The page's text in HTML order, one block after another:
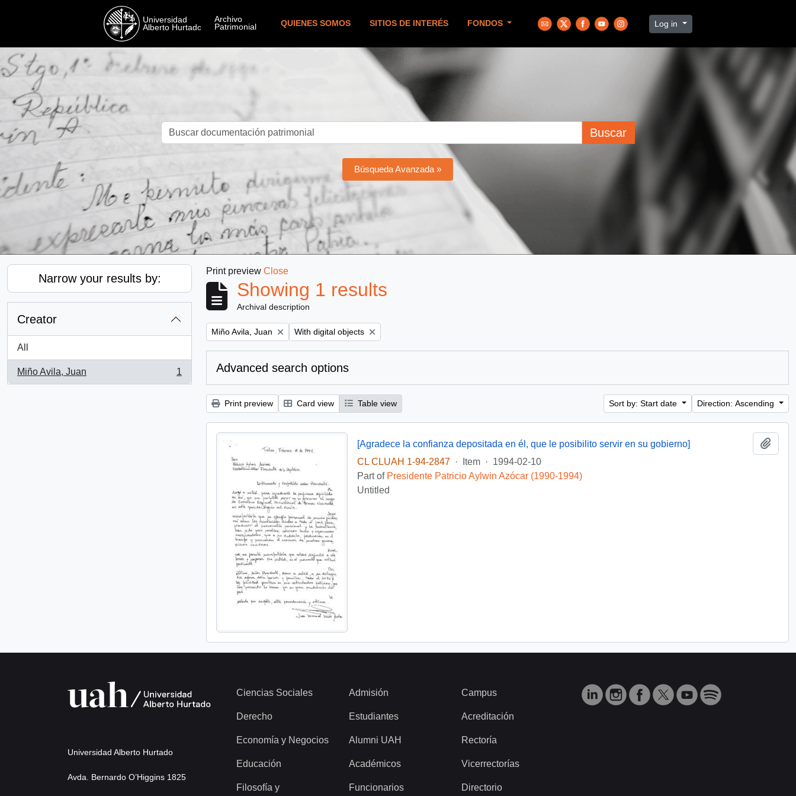
QUIENES SOMOS SITIOS DE INTERÉS FONDOS Log in
Buscar
Búsqueda Avanzada »
Narrow your results by:
Creator
All
Miño Avila, Juan
, 1 results
1
Print preview Close
Showing 1 results
Archival description
Remove filter:
Miño Avila, Juan Remove filter:
With digital objects
Advanced search options
Print preview Card view Table view Sort by: Start date Direction: Ascending
[Agradece la confianza depositada en él, que le posibilito servir en su gobierno]
CL CLUAH 1-94-2847
· Item · 1994-02-10
Part of Presidente Patricio Aylwin Azócar (1990-1994)
Untitled
Universidad Alberto Hurtado
Avda. Bernardo O’Higgins 1825
Ciencias Sociales
Derecho
Economía y Negocios
Educación
Filosofía y
Admisión
Estudiantes
Alumni UAH
Académicos
Funcionarios
Campus
Acreditación
Rectoría
Vicerrectorías
Directorio